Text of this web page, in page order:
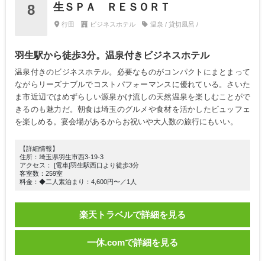
8
生ＳＰＡ ＲＥＳＯＲＴ
行田 ビジネスホテル 温泉 / 貸切風呂 /
羽生駅から徒歩3分。温泉付きビジネスホテル
温泉付きのビジネスホテル。必要なものがコンパクトにまとまって
ながらリーズナブルでコストパフォーマンスに優れている。さいた
ま市近辺ではめずらしい源泉かけ流しの天然温泉を楽しむことがで
きるのも魅力だ。朝食は埼玉のグルメや食材を活かしたビュッフェ
を楽しめる。宴会場があるからお祝いや大人数の旅行にもいい。
【詳細情報】
住所：埼玉県羽生市西3-19-3
アクセス： [電車]羽生駅西口より徒歩3分
客室数：259室
料金：◆二人素泊まり：4,600円〜／1人
楽天トラベルで詳細を見る
一休.comで詳細を見る